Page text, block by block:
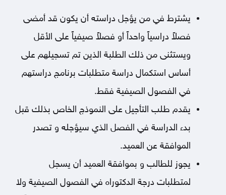
يشترط في من يؤجل دراسته أن يكون قد أمضى
فصلاً دراسياً واحداً أو فصلاً صيفياً على الأقل
ويستثنى من ذلك الطلبة الذين تم تسجيلهم على
أساس استكمال دراسة متطلبات برنامج دراستهم
في الفصول الصيفية فقط.
يقدم طلب التأجيل على النموذج الخاص بذلك قبل
بدء الدراسة في الفصل الذي سيؤجله و تصدر
الموافقة عن العميد.
يجوز للطالب و بموافقة العميد أن يسجل
لمتطلبات درجة الدكتوراه في الفصول الصيفية ولا